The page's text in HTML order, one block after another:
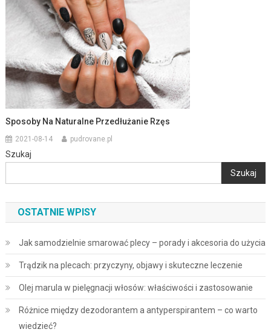
Sposoby Na Naturalne Przedłużanie Rzęs
2021-08-14 pudrovane.pl
Szukaj
Szukaj
OSTATNIE WPISY
Jak samodzielnie smarować plecy – porady i akcesoria do użycia
Trądzik na plecach: przyczyny, objawy i skuteczne leczenie
Olej marula w pielęgnacji włosów: właściwości i zastosowanie
Różnice między dezodorantem a antyperspirantem – co warto
wiedzieć?